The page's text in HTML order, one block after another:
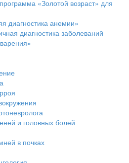
«Золотой возраст» для
диагностика анемии»
диагностика заболеваний
и головных болей
в почках